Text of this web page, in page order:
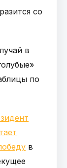
со
в
по
в